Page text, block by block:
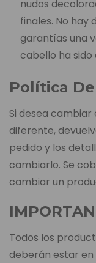
nudos
finales. No hay
garantías una
cabello ha
Política
Si desea
diferente,
pedido y los
cambiarlo. Se
cambiar un
Todos los
deberán estar en